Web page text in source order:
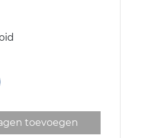
toevoegen